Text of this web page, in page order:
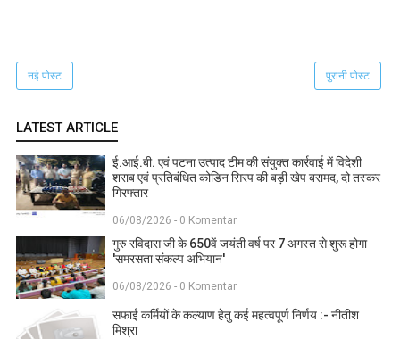
नई पोस्ट पुरानी पोस्ट
LATEST ARTICLE
ई.आई.बी. एवं पटना उत्पाद टीम की संयुक्त कार्रवाई में विदेशी
शराब एवं प्रतिबंधित कोडिन सिरप की बड़ी खेप बरामद, दो तस्कर
गिरफ्तार
06/08/2026 - 0 Komentar
गुरु रविदास जी के 650वें जयंती वर्ष पर 7 अगस्त से शुरू होगा
'समरसता संकल्प अभियान'
06/08/2026 - 0 Komentar
सफाई कर्मियों के कल्याण हेतु कई महत्वपूर्ण निर्णय :- नीतीश
मिश्रा